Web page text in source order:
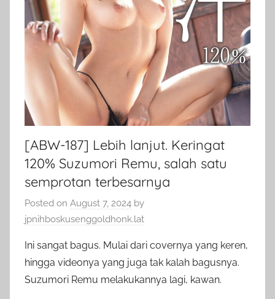
[ABW-187] Lebih lanjut. Keringat
120% Suzumori Remu, salah satu
semprotan terbesarnya
Posted on August 7, 2024 by
jpnihboskusenggoldhonk.lat
Ini sangat bagus. Mulai dari covernya yang keren,
hingga videonya yang juga tak kalah bagusnya.
Suzumori Remu melakukannya lagi, kawan.